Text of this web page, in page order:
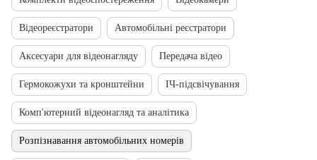
Відеореєстратори Автомобільні реєстратори
Аксесуари для відеонагляду Передача відео
Гермокожухи та кронштейни ІЧ-підсвічування
Комп'ютерний відеонагляд та аналітика
Розпізнавання автомобільних номерів